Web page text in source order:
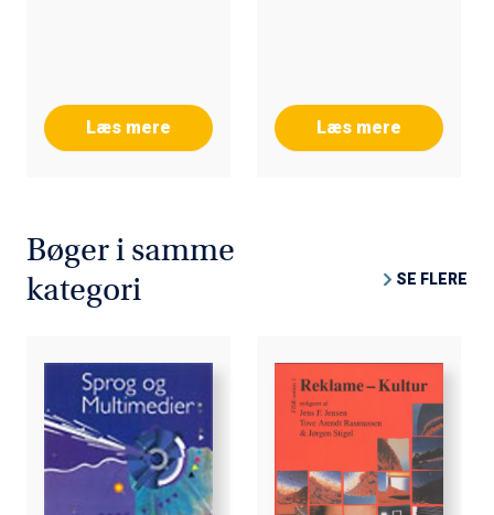
Læs mere Læs mere
Bøger i samme
kategori
SE FLERE